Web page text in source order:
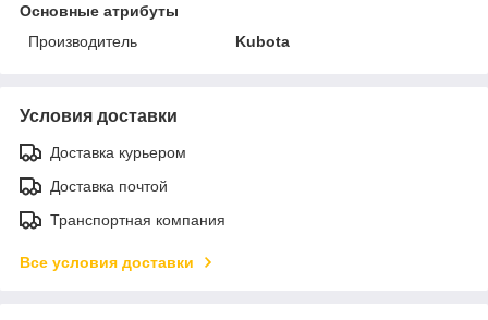
Основные атрибуты
Производитель
Kubota
Условия доставки
Доставка курьером
Доставка почтой
Транспортная компания
Все условия доставки